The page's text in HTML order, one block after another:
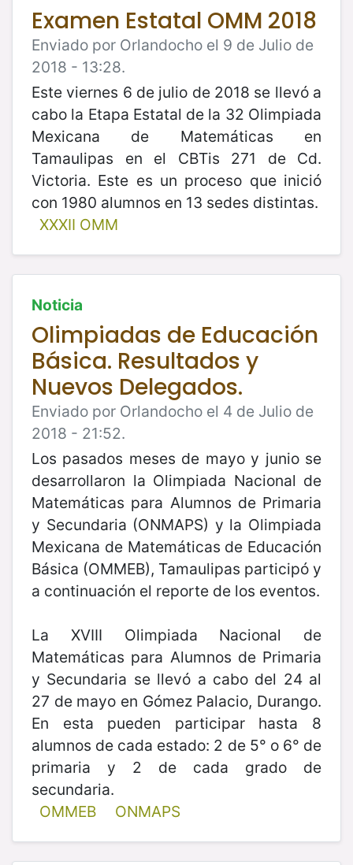
Examen Estatal OMM 2018
Enviado por Orlandocho el 9 de Julio de
2018 - 13:28.
Este viernes 6 de julio de 2018 se llevó a
cabo la Etapa Estatal de la 32 Olimpiada
Mexicana de Matemáticas en
Tamaulipas en el CBTis 271 de Cd.
Victoria. Este es un proceso que inició
con 1980 alumnos en 13 sedes distintas.
XXXII OMM
Noticia
Olimpiadas de Educación
Básica. Resultados y
Nuevos Delegados.
Enviado por Orlandocho el 4 de Julio de
2018 - 21:52.
Los pasados meses de mayo y junio se
desarrollaron la Olimpiada Nacional de
Matemáticas para Alumnos de Primaria
y Secundaria (ONMAPS) y la Olimpiada
Mexicana de Matemáticas de Educación
Básica (OMMEB), Tamaulipas participó y
a continuación el reporte de los eventos.
La XVIII Olimpiada Nacional de
Matemáticas para Alumnos de Primaria
y Secundaria se llevó a cabo del 24 al
27 de mayo en Gómez Palacio, Durango.
En esta pueden participar hasta 8
alumnos de cada estado: 2 de 5° o 6° de
primaria y 2 de cada grado de
secundaria.
OMMEB
ONMAPS